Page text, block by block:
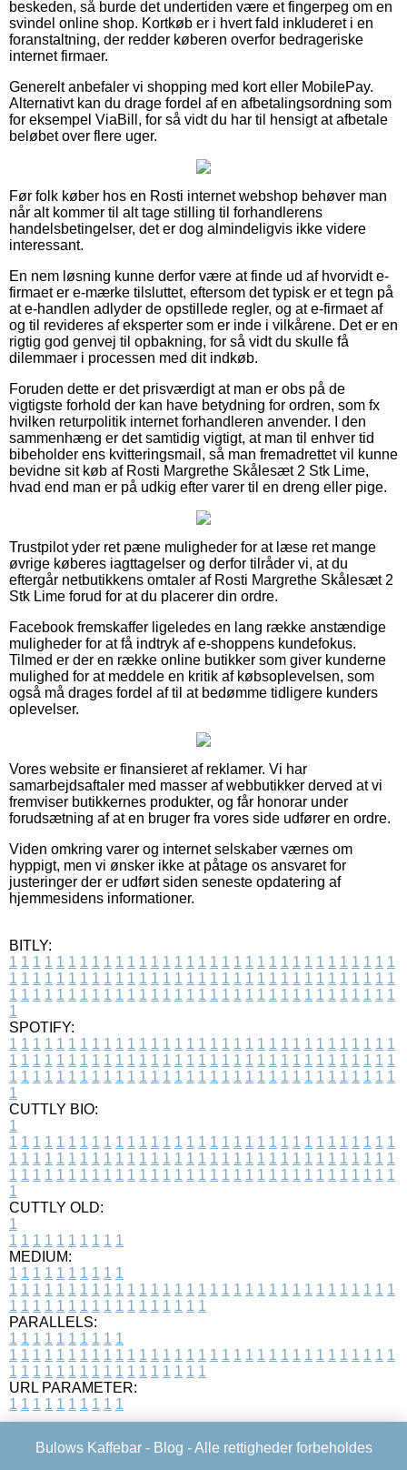
beskeden, så burde det undertiden være et fingerpeg om en
svindel online shop. Kortkøb er i hvert fald inkluderet i en
foranstaltning, der redder køberen overfor bedrageriske
internet firmaer.
Generelt anbefaler vi shopping med kort eller MobilePay.
Alternativt kan du drage fordel af en afbetalingsordning som
for eksempel ViaBill, for så vidt du har til hensigt at afbetale
beløbet over flere uger.
Før folk køber hos en Rosti internet webshop behøver man
når alt kommer til alt tage stilling til forhandlerens
handelsbetingelser, det er dog almindeligvis ikke videre
interessant.
En nem løsning kunne derfor være at finde ud af hvorvidt e-
firmaet er e-mærke tilsluttet, eftersom det typisk er et tegn på
at e-handlen adlyder de opstillede regler, og at e-firmaet af
og til revideres af eksperter som er inde i vilkårene. Det er en
rigtig god genvej til opbakning, for så vidt du skulle få
dilemmaer i processen med dit indkøb.
Foruden dette er det prisværdigt at man er obs på de
vigtigste forhold der kan have betydning for ordren, som fx
hvilken returpolitik internet forhandleren anvender. I den
sammenhæng er det samtidig vigtigt, at man til enhver tid
bibeholder ens kvitteringsmail, så man fremadrettet vil kunne
bevidne sit køb af Rosti Margrethe Skålesæt 2 Stk Lime,
hvad end man er på udkig efter varer til en dreng eller pige.
Trustpilot yder ret pæne muligheder for at læse ret mange
øvrige køberes iagttagelser og derfor tilråder vi, at du
eftergår netbutikkens omtaler af Rosti Margrethe Skålesæt 2
Stk Lime forud for at du placerer din ordre.
Facebook fremskaffer ligeledes en lang række anstændige
muligheder for at få indtryk af e-shoppens kundefokus.
Tilmed er der en række online butikker som giver kunderne
mulighed for at meddele en kritik af købsoplevelsen, som
også må drages fordel af til at bedømme tidligere kunders
oplevelser.
Vores website er finansieret af reklamer. Vi har
samarbejdsaftaler med masser af webbutikker derved at vi
fremviser butikkernes produkter, og får honorar under
forudsætning af at en bruger fra vores side udfører en ordre.
Viden omkring varer og internet selskaber værnes om
hyppigt, men vi ønsker ikke at påtage os ansvaret for
justeringer der er udført siden seneste opdatering af
hjemmesidens informationer.
BITLY:
1 1 1 1 1 1 1 1 1 1 1 1 1 1 1 1 1 1 1 1 1 1 1 1 1 1 1 1 1 1 1 1 1
1 1 1 1 1 1 1 1 1 1 1 1 1 1 1 1 1 1 1 1 1 1 1 1 1 1 1 1 1 1 1 1 1
1 1 1 1 1 1 1 1 1 1 1 1 1 1 1 1 1 1 1 1 1 1 1 1 1 1 1 1 1 1 1 1 1
1
SPOTIFY:
1 1 1 1 1 1 1 1 1 1 1 1 1 1 1 1 1 1 1 1 1 1 1 1 1 1 1 1 1 1 1 1 1
1 1 1 1 1 1 1 1 1 1 1 1 1 1 1 1 1 1 1 1 1 1 1 1 1 1 1 1 1 1 1 1 1
1 1 1 1 1 1 1 1 1 1 1 1 1 1 1 1 1 1 1 1 1 1 1 1 1 1 1 1 1 1 1 1 1
1
CUTTLY BIO:
1
1 1 1 1 1 1 1 1 1 1 1 1 1 1 1 1 1 1 1 1 1 1 1 1 1 1 1 1 1 1 1 1 1
1 1 1 1 1 1 1 1 1 1 1 1 1 1 1 1 1 1 1 1 1 1 1 1 1 1 1 1 1 1 1 1 1
1 1 1 1 1 1 1 1 1 1 1 1 1 1 1 1 1 1 1 1 1 1 1 1 1 1 1 1 1 1 1 1 1
1
CUTTLY OLD:
1
1 1 1 1 1 1 1 1 1 1
MEDIUM:
1 1 1 1 1 1 1 1 1 1
1 1 1 1 1 1 1 1 1 1 1 1 1 1 1 1 1 1 1 1 1 1 1 1 1 1 1 1 1 1 1 1 1
1 1 1 1 1 1 1 1 1 1 1 1 1 1 1 1 1
PARALLELS:
1 1 1 1 1 1 1 1 1 1
1 1 1 1 1 1 1 1 1 1 1 1 1 1 1 1 1 1 1 1 1 1 1 1 1 1 1 1 1 1 1 1 1
1 1 1 1 1 1 1 1 1 1 1 1 1 1 1 1 1
URL PARAMETER:
1 1 1 1 1 1 1 1 1 1
Bulows Kaffebar - Blog - Alle rettigheder forbeholdes